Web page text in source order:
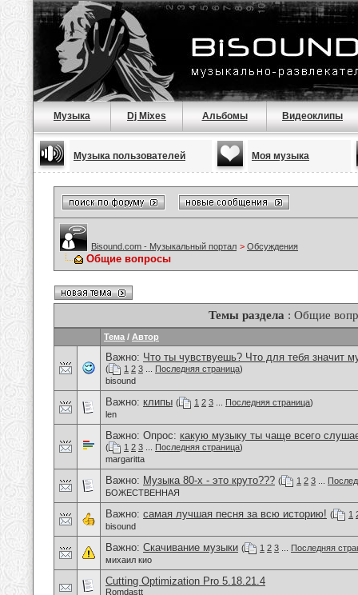
Музыка Dj Mixes Альбомы Видеоклипы
Музыка пользователей Моя музыка
Bisound.com - Музыкальный портал > Обсуждения
Общие вопросы
Темы раздела : Общие
Тема / Автор
Важно: Что ты чувствуешь? Что для тебя значит
( 1 2 3 Последняя страница)
bisound
Важно: клипы ( 1 2 3 Последняя страница)
len
Важно: Опрос: какую музыку ты чаще всего
( 1 2 3 Последняя страница)
margaritta
Важно: Музыка 80-х - это круто??? ( 1 2 3
БОЖЕСТВЕННАЯ
Важно: самая лучшая песня за всю историю! ( 1
bisound
Важно: Скачивание музыки ( 1 2 3
Последняя
михаил кио
Cutting Optimization Pro 5.18.21.4
Romdastt